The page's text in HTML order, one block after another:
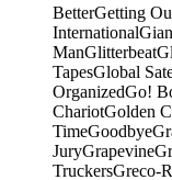
BetterGetting
International
ManGlitterbeat
TapesGlobal
OrganizedGo!
ChariotGolden
TimeGoodbye
JuryGrapevine
TruckersGreco-